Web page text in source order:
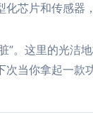
化芯片和传感器
”。这里的光洁
次当你拿起一款